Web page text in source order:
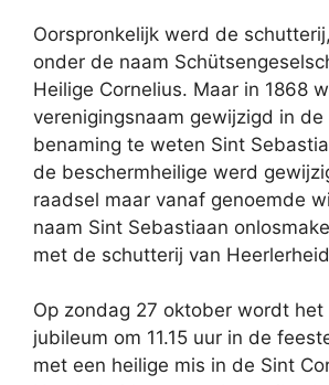
Oorspronkelijk werd de
onder de naam
Heilige Cornelius. Maar in 1868
verenigingsnaam gewijzigd in de
benaming te weten Sint
de beschermheilige werd
raadsel maar vanaf genoemde
naam Sint Sebastiaan
met de schutterij van
Op zondag 27 oktober wordt het
jubileum om 11.15 uur in de
met een heilige mis in de Sint